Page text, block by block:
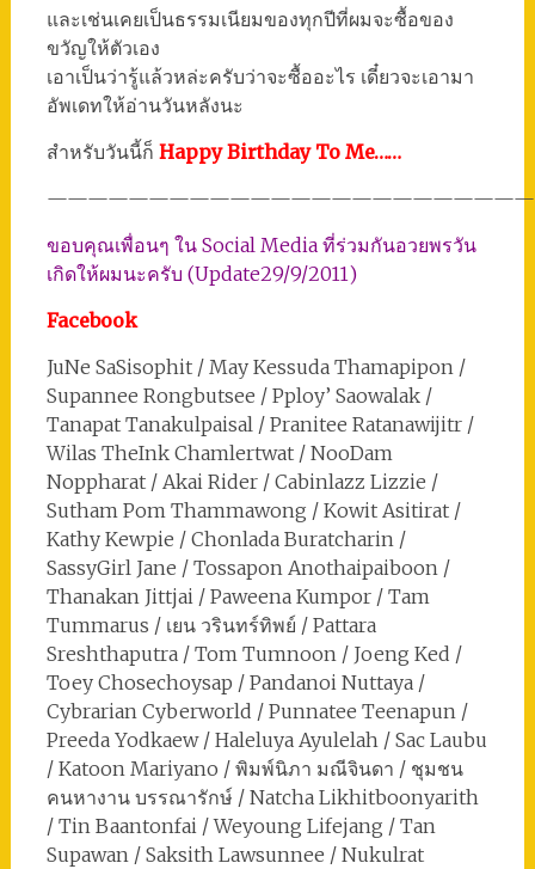
และเช่นเคยเป็นธรรมเนียมของทุกปีที่ผมจะซื้อของ
ขวัญให้ตัวเอง
เอาเป็นว่ารู้แล้วหล่ะครับว่าจะซื้ออะไร เดี๋ยวจะเอามา
อัพเดทให้อ่านวันหลังนะ
สำหรับวันนี้ก็ Happy Birthday To Me……
ขอบคุณเพื่อนๆ ใน Social Media ที่ร่วมกันอวยพรวัน
เกิดให้ผมนะครับ (Update29/9/2011)
Facebook
JuNe SaSisophit / May Kessuda Thamapipon /
Supannee Rongbutsee / Pploy’ Saowalak /
Tanapat Tanakulpaisal / Pranitee Ratanawijitr /
Wilas TheInk Chamlertwat / NooDam
Noppharat / Akai Rider / Cabinlazz Lizzie /
Sutham Pom Thammawong / Kowit Asitirat /
Kathy Kewpie / Chonlada Buratcharin /
SassyGirl Jane / Tossapon Anothaipaiboon /
Thanakan Jittjai / Paweena Kumpor / Tam
Tummarus / เยน วรินทร์ทิพย์ / Pattara
Sreshthaputra / Tom Tumnoon / Joeng Ked /
Toey Chosechoysap / Pandanoi Nuttaya /
Cybrarian Cyberworld / Punnatee Teenapun /
Preeda Yodkaew / Haleluya Ayulelah / Sac Laubu
/ Katoon Mariyano / พิมพ์นิภา มณีจินดา / ชุมชน
คนหางาน บรรณารักษ์ / Natcha Likhitboonyarith
/ Tin Baantonfai / Weyoung Lifejang / Tan
Supawan / Saksith Lawsunnee / Nukulrat